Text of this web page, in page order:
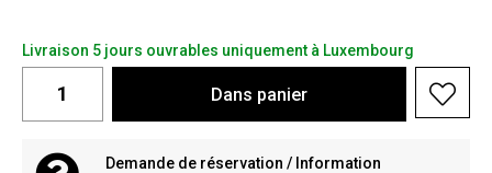
Livraison 5 jours ouvrables uniquement à Luxembourg
Dans panier
Demande de réservation / Information